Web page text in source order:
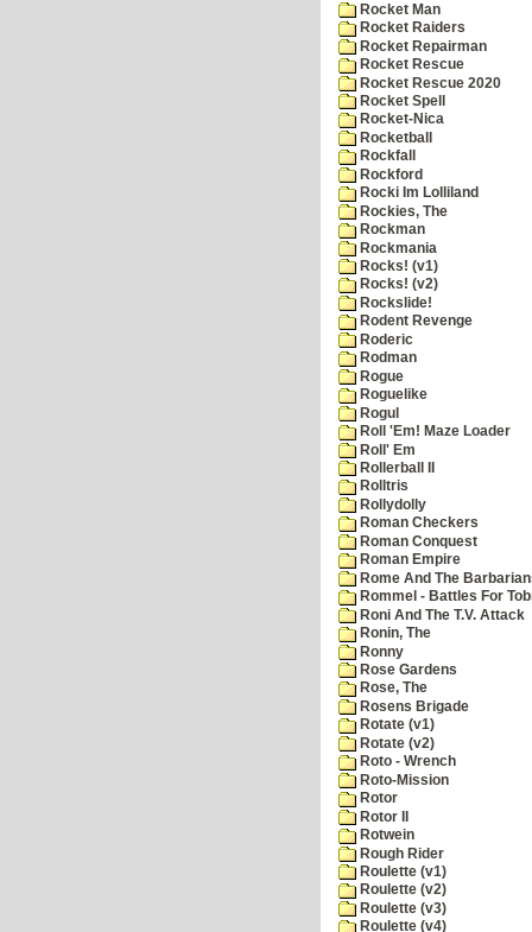
Rocket Man
Rocket Raiders
Rocket Repairman
Rocket Rescue
Rocket Rescue 2020
Rocket Spell
Rocket-Nica
Rocketball
Rockfall
Rockford
Rocki Im Lolliland
Rockies, The
Rockman
Rockmania
Rocks! (v1)
Rocks! (v2)
Rockslide!
Rodent Revenge
Roderic
Rodman
Rogue
Roguelike
Rogul
Roll 'Em! Maze Loader
Roll' Em
Rollerball II
Rolltris
Rollydolly
Roman Checkers
Roman Conquest
Roman Empire
Rome And The
Rommel - Battles For
Roni And The T.V. Attack
Ronin, The
Ronny
Rose Gardens
Rose, The
Rosens Brigade
Rotate (v1)
Rotate (v2)
Roto - Wrench
Roto-Mission
Rotor
Rotor II
Rotwein
Rough Rider
Roulette (v1)
Roulette (v2)
Roulette (v3)
Roulette (v4)